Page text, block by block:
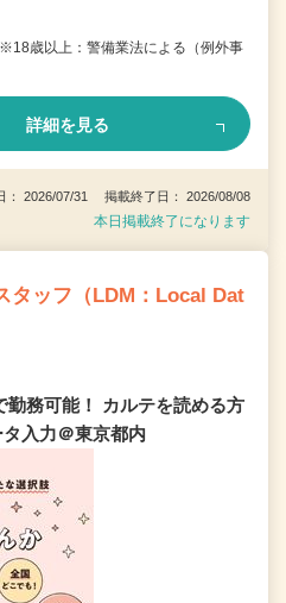
歳以上：警備業法による（例外事
詳細を見る
： 2026/07/31 掲載終了日： 2026/08/08
本日掲載終了になります
タッフ（LDM：Local Dat
務可能！ カルテを読める方
入力＠東京都内